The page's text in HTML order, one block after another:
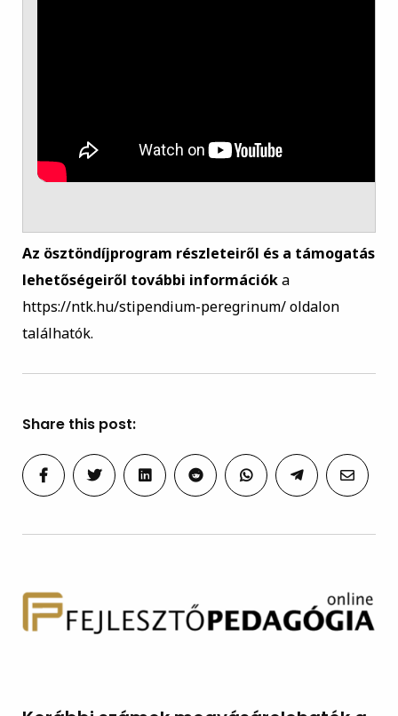
Az ösztöndíjprogram részleteiről és a támogatás
lehetőségeiről további információka
https://ntk.hu/stipendium-peregrinum/oldalon
találhatók.
Share this post: